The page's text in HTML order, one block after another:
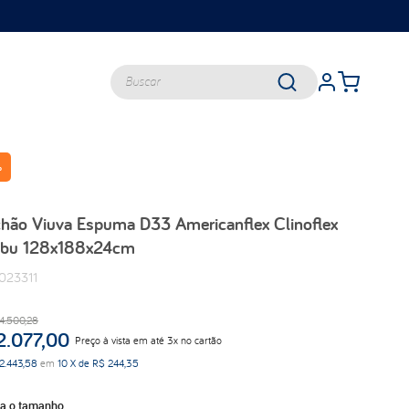
Buscar
Viuva Espuma D33 Americanflex Clinoflex
128x188x24cm
4.500,28
.077,00 Preço à vista em até 3x no cartão
2.443,58 em 10 X de R$ 244,35
o tamanho
casal
balance